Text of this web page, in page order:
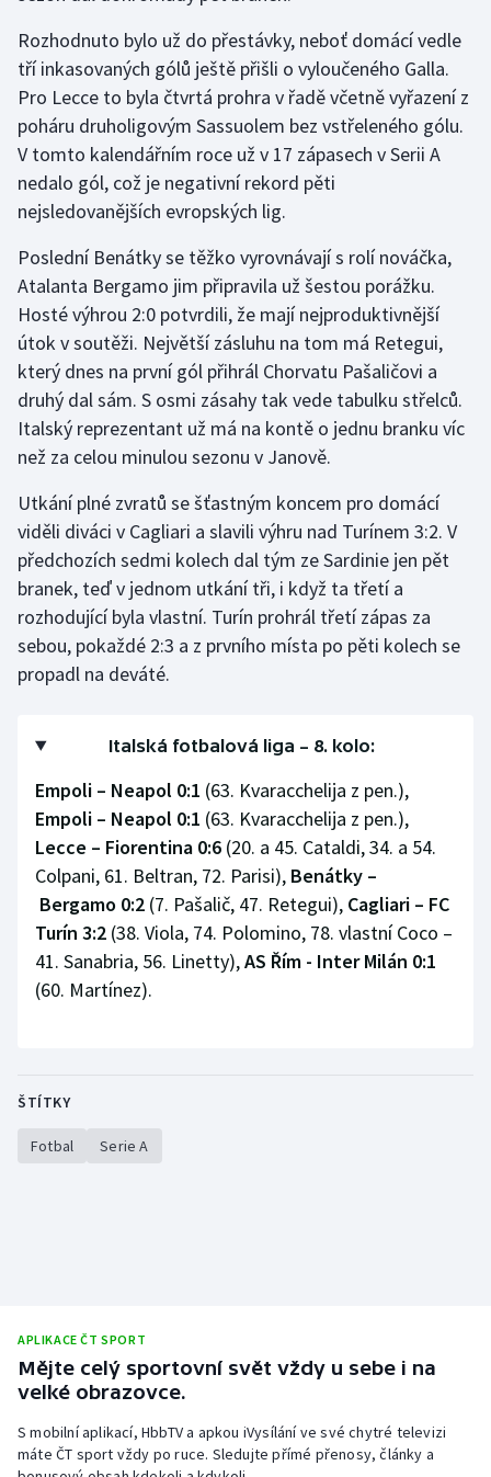
Triatlon
Veslování
Vodní slalom
Volejbal
Ostatní
Rozhodnuto bylo už do přestávky, neboť domácí vedle
tří inkasovaných gólů ještě přišli o vyloučeného Galla.
Pro Lecce to byla čtvrtá prohra v řadě včetně vyřazení z
poháru druholigovým Sassuolem bez vstřeleného gólu.
V tomto kalendářním roce už v 17 zápasech v Serii A
nedalo gól, což je negativní rekord pěti
nejsledovanějších evropských lig.
Poslední Benátky se těžko vyrovnávají s rolí nováčka,
Atalanta Bergamo jim připravila už šestou porážku.
Hosté výhrou 2:0 potvrdili, že mají nejproduktivnější
útok v soutěži. Největší zásluhu na tom má Retegui,
který dnes na první gól přihrál Chorvatu Pašaličovi a
druhý dal sám. S osmi zásahy tak vede tabulku střelců.
Italský reprezentant už má na kontě o jednu branku víc
než za celou minulou sezonu v Janově.
Utkání plné zvratů se šťastným koncem pro domácí
viděli diváci v Cagliari a slavili výhru nad Turínem 3:2. V
předchozích sedmi kolech dal tým ze Sardinie jen pět
branek, teď v jednom utkání tři, i když ta třetí a
rozhodující byla vlastní. Turín prohrál třetí zápas za
sebou, pokaždé 2:3 a z prvního místa po pěti kolech se
propadl na deváté.
Italská fotbalová liga – 8. kolo:
Empoli – Neapol 0:1 (63. Kvaracchelija z pen.),
Empoli – Neapol 0:1 (63. Kvaracchelija z pen.),
Lecce – Fiorentina 0:6 (20. a 45. Cataldi, 34. a 54.
Colpani, 61. Beltran, 72. Parisi), Benátky –
Bergamo 0:2 (7. Pašalič, 47. Retegui), Cagliari – FC
Turín 3:2 (38. Viola, 74. Polomino, 78. vlastní Coco –
41. Sanabria, 56. Linetty),AS Řím - Inter Milán 0:1
(60. Martínez).
ŠTÍTKY
Fotbal Serie A
APLIKACE ČT SPORT
Mějte celý sportovní svět vždy u sebe i na
velké obrazovce.
S mobilní aplikací, HbbTV a apkou iVysílání ve své chytré televizi
máte ČT sport vždy po ruce. Sledujte přímé přenosy, články a